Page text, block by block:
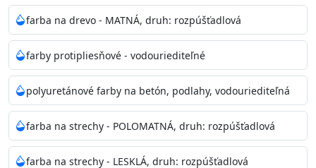
vrstvu štetcom, valčekom alebo striekacou pištoľou
farba zasychá na dotyk po 30-60min./23°C po
dokonalom preschnutí minimálne 3-
4hod/23°C je možné aplikovať ďalšiu vrstvu náteru.
Doba schnutia je závislá na poveternostných
podmienkach s vyššou vlhkosťou a nižšou
teplotou sa doba schnutia predlžuje.
Neaplikujte pri teplote pod 5°C a nad teplotu 35°C alebo
farba na drevo - MATNÁ, druh: rozpúšťadlová
farby protipliesňové - vodouriediteľné
polyuretánové farby na betón, podlahy, vodouriediteľná
farba na strechy - POLOMATNÁ, druh: rozpúšťadlová
farba na strechy - LESKLÁ, druh: rozpúšťadlová